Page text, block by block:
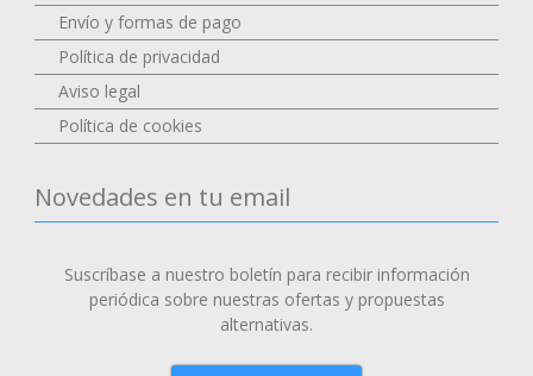
Envío y formas de pago
Política de privacidad
Aviso legal
Política de cookies
Novedades en tu email
Suscríbase a nuestro boletín para recibir información
periódica sobre nuestras ofertas y propuestas
alternativas.